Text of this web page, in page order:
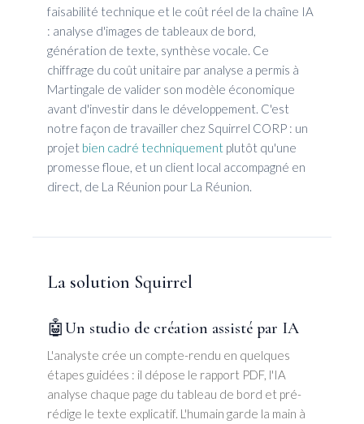
faisabilité technique et le coût réel de la chaîne IA
: analyse d'images de tableaux de bord,
génération de texte, synthèse vocale. Ce
chiffrage du coût unitaire par analyse a permis à
Martingale de valider son modèle économique
avant d'investir dans le développement. C'est
notre façon de travailler chez Squirrel CORP : un
projet bien cadré techniquementplutôt qu'une
promesse floue, et un client local accompagné en
direct, de La Réunion pour La Réunion.
La solution Squirrel
🤖Un studio de création assisté par IA
L'analyste crée un compte-rendu en quelques
étapes guidées : il dépose le rapport PDF, l'IA
analyse chaque page du tableau de bord et pré-
rédige le texte explicatif. L'humain garde la main à